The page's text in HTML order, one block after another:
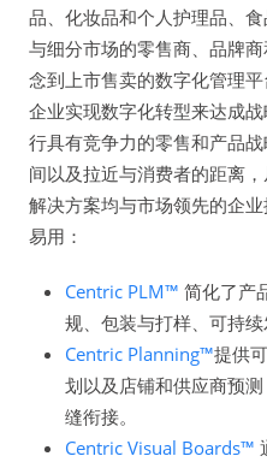
品、化妆品和个人护理品、
与细分市场的零售商、品牌
念到上市售卖的数字化管理
企业实现数字化转型来达成
行具有竞争力的零售和产品
间以及拉近与消费者的距离
解决方案均与市场领先的企
易用：
Centric PLM™ 简化了产
规、包装与打样、可持续
Centric Planning™提供
划以及店铺和供应商预
缝衔接。
Centric Visual Boards™